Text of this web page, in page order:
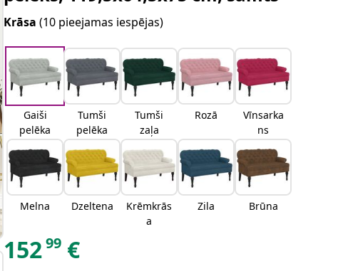
Krāsa(10 pieejamas iespējas)
Gaiši
pelēka
Tumši
pelēka
Tumši
zaļa
Rozā
Vīnsarka
ns
Melna Dzeltena
Krēmkrās
a
Zila Brūna
15299 €